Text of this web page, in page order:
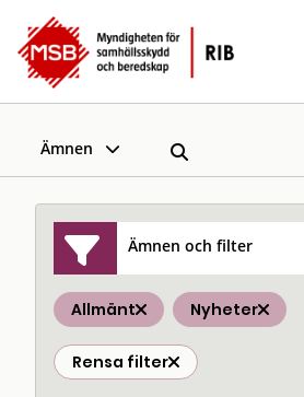
Ämnen
Ämnen och filter
Allmänt Nyheter
Rensa filter